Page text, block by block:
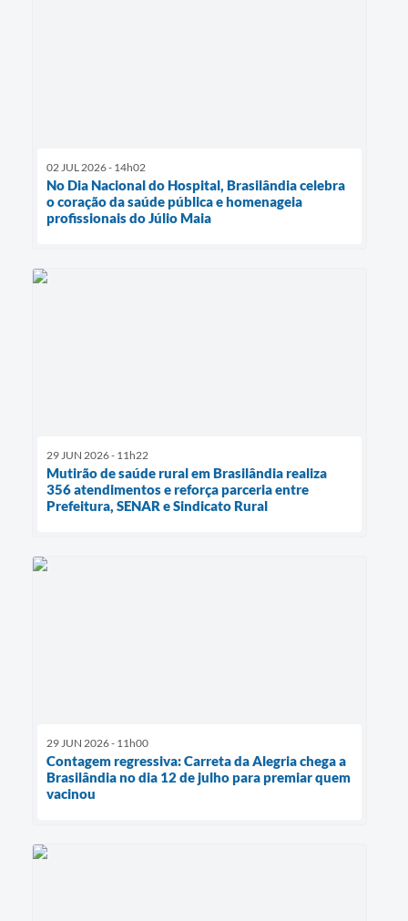
02 JUL 2026 - 14h02
No Dia Nacional do Hospital, Brasilândia celebra
o coração da saúde pública e homenageia
profissionais do Júlio Maia
29 JUN 2026 - 11h22
Mutirão de saúde rural em Brasilândia realiza
356 atendimentos e reforça parceria entre
Prefeitura, SENAR e Sindicato Rural
29 JUN 2026 - 11h00
Contagem regressiva: Carreta da Alegria chega a
Brasilândia no dia 12 de julho para premiar quem
vacinou